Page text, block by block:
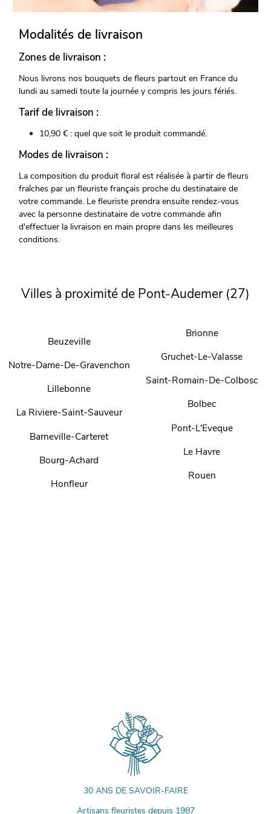
Modalités de livraison
Zones de livraison :
Nous livrons nos bouquets de fleurs partout en France du
lundi au samedi toute la journée y compris les jours fériés.
Tarif de livraison :
10,90 € : quel que soit le produit commandé.
Modes de livraison :
La composition du produit floral est réalisée à partir de fleurs
fraîches par un fleuriste français proche du destinataire de
votre commande. Le fleuriste prendra ensuite rendez-vous
avec la personne destinataire de votre commande afin
d'effectuer la livraison en main propre dans les meilleures
conditions.
Villes à proximité de Pont-Audemer (27)
Beuzeville
Notre-Dame-De-Gravenchon
Lillebonne
La Riviere-Saint-Sauveur
Barneville-Carteret
Bourg-Achard
Honfleur
Brionne
Gruchet-Le-Valasse
Saint-Romain-De-Colbosc
Bolbec
Pont-L'Eveque
Le Havre
Rouen
30 ANS DE SAVOIR-FAIRE
Artisans fleuristes depuis 1987